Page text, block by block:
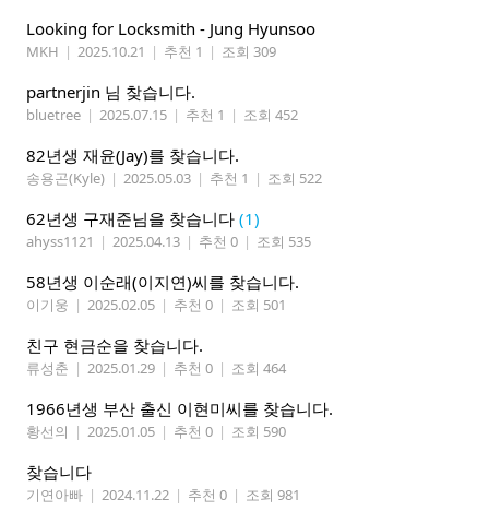
Looking for Locksmith - Jung Hyunsoo
MKH | 2025.10.21 | 추천 1 | 조회 309
partnerjin 님 찾습니다.
bluetree | 2025.07.15 | 추천 1 | 조회 452
82년생 재윤(Jay)를 찾습니다.
송용곤(Kyle) | 2025.05.03 | 추천 1 | 조회 522
62년생 구재준님을 찾습니다 (1)
ahyss1121 | 2025.04.13 | 추천 0 | 조회 535
58년생 이순래(이지연)씨를 찾습니다.
이기웅 | 2025.02.05 | 추천 0 | 조회 501
친구 현금순을 찾습니다.
류성춘 | 2025.01.29 | 추천 0 | 조회 464
1966년생 부산 출신 이현미씨를 찾습니다.
황선의 | 2025.01.05 | 추천 0 | 조회 590
찾습니다
기연아빠 | 2024.11.22 | 추천 0 | 조회 981